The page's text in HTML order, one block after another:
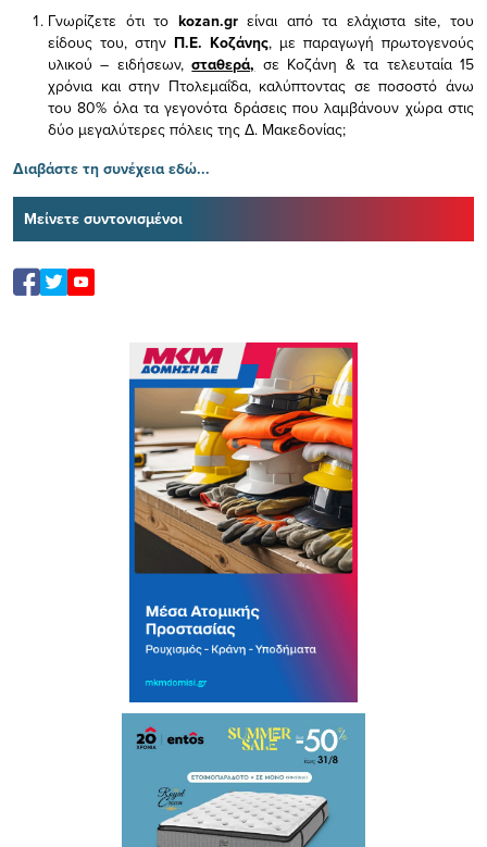
Γνωρίζετε ότι το kozan.gr είναι από τα ελάχισταsite, του
είδους του, στην Π.Ε. Κοζάνης, με παραγωγή πρωτογενούς
υλικού – ειδήσεων,σταθερά, σε Κοζάνη & τα τελευταία 15
χρόνια και στην Πτολεμαΐδα, καλύπτοντας σε ποσοστό άνω
του 80% όλα τα γεγονότα δράσεις που λαμβάνουν χώρα στις
δύο μεγαλύτερες πόλεις της Δ. Μακεδονίας;
Διαβάστε τη συνέχεια εδώ...
Μείνετε συντονισμένοι